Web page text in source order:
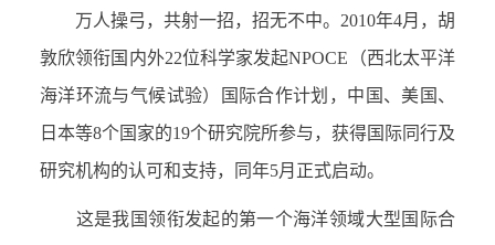
万人操弓，共射一招，招无不中。 2010年4月，胡
敦欣领衔国内外22位科学家发起NPOCE （西北太平洋
海洋环流与气候试验）国际合作计划，中国、美国、
日本等8个国家的19个研究院所参与，获得国际同行及
研究机构的认可和支持，同年5月正式启动。
这是我国领衔发起的第一个海洋领域大型国际合